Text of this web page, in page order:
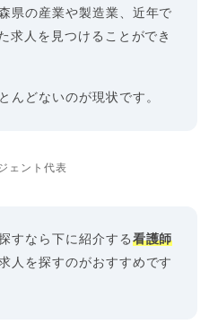
県の産業や製造業、近年で
求人を見つけることができ
んどないのが現状です。
ェント代表
すなら下に紹介する 看護師
人を探すのがおすすめです